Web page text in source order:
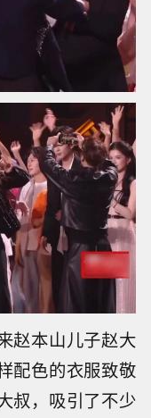
赵本山儿子赵大
配色的衣服致敬
叔，吸引了不少